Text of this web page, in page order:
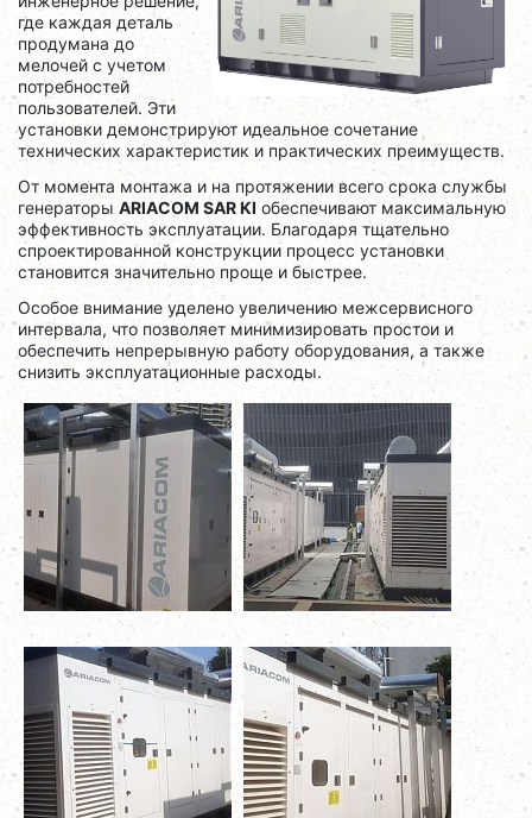
где каждая деталь
продумана до
мелочей с учетом
потребностей
пользователей. Эти
установки демонстрируют идеальное сочетание
технических характеристик и практических преимуществ.
От момента монтажа и на протяжении всего срока службы
генераторы ARIACOM SAR KI обеспечивают максимальную
эффективность эксплуатации. Благодаря тщательно
спроектированной конструкции процесс установки
становится значительно проще и быстрее.
Особое внимание уделено увеличению межсервисного
интервала, что позволяет минимизировать простои и
обеспечить непрерывную работу оборудования, а также
снизить эксплуатационные расходы.